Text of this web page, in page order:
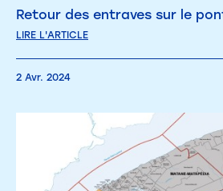
Retour des entraves sur le
LIRE L'ARTICLE
2 Avr. 2024